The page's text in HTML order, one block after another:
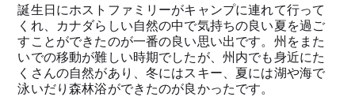
誕生日にホストファミリーがキャンプに連れて行って
くれ、カナダらしい自然の中で気持ちの良い夏を過ご
すことができたのが一番の良い思い出です。州をまた
いでの移動が難しい時期でしたが、州内でも身近にた
くさんの自然があり、冬にはスキー、夏には湖や海で
泳いだり森林浴ができたのが良かったです。